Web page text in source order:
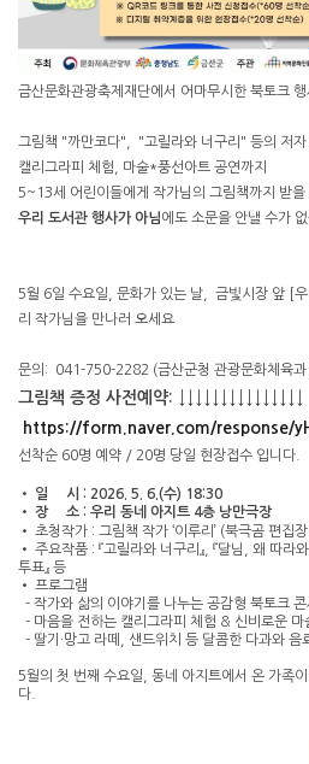
금산문화관광축제재단에서 어마무시한 북토크 행
그림책 "까만코다", "고릴라와 너구리" 등의 저자
캘리그라피 체험, 마술*풍선아트 공연까지
5~13세 어린이들에게 작가님의 그림책까지 받을
우리 도서관 행사가 아님에도 소문을 안낼 수가
5월 6일 수요일, 문화가 있는 날, 금빛시장 앞 [
리 작가님을 만나러 오세요
문의: 041-750-2282 (금산군청 관광문화체육과
그림책 증정 사전예약: ↓↓↓↓↓↓↓↓↓↓↓↓↓↓↓
https://form.naver.com/response/
선착순 60명 예약 / 20명 당일 현장접수 입니다.
• 일 시 : 2026. 5. 6.(수) 18:30
• 장 소 : 우리 동네 아지트 4층 낭만극장
• 초청작가 : 그림책 작가 ‘이루리’ (북극곰 편집
• 주요작품 : 『고릴라와 너구리』, 『달님, 왜 따라와
투표』 등
• 프로그램
- 작가와 삶의 이야기를 나누는 공감형 북토크 콘
- 마음을 전하는 캘리그라피 체험 & 신비로운 마
- 딸기·망고 라떼, 샌드위치 등 달콤한 다과와 음
5월의 첫 번째 수요일, 동네 아지트에서 온 가족
다.